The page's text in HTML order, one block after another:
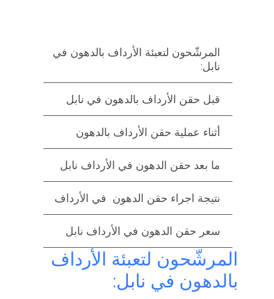
المرشّحون لتعبئة الأرداف بالدهون في
نابل:
قبل حقن الأرداف بالدهون في نابل
أثناء عملية حقن الأرداف بالدهون
ما بعد حقن الدهون في الأرداف نابل
نتيجة اجراء حقن الدهون في الأرداف
سعر حقن الدهون في الأرداف نابل
المرشّحون لتعبئة الأرداف
بالدهون في نابل: